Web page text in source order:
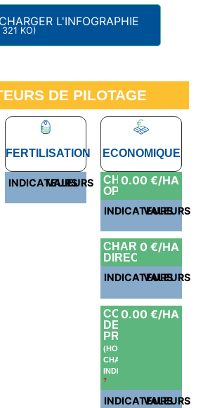
L'INFOGRAPHIE
321 KO)
DE PILOTAGE
FERTILISATION
INDICATEURS
VALEURS
ECONOMIQUE
CHARGES
0.00 €/HA
INDICATEURS
VALEURS
CHARGES
DIRECTES
0 €/HA
INDICATEURS
VALEURS
COÛT
DE
PRODUCTION
(HORS
CHARGES
INDIRECTES)
?
0.00 €/HA
INDICATEURS
VALEURS